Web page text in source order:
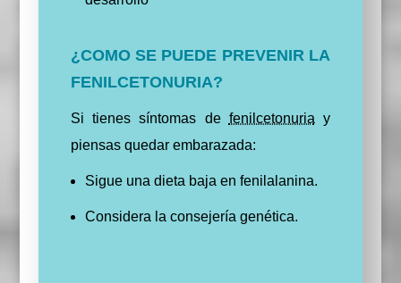
¿COMO SE PUEDE PREVENIR LA
FENILCETONURIA?
Si tienes síntomas de fenilcetonuria y
piensas quedar embarazada:
Sigue una dieta baja en fenilalanina.
Considera la consejería genética.